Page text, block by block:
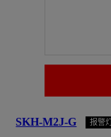
SKH-M2J-G 报警